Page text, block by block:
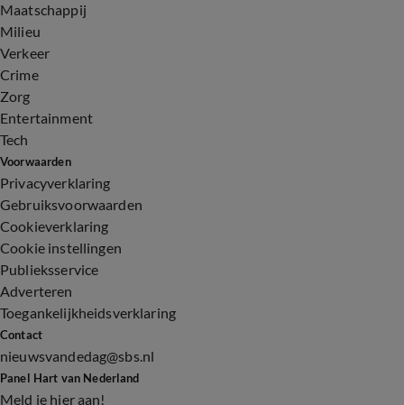
Maatschappij
Milieu
Verkeer
Crime
Zorg
Entertainment
Tech
Voorwaarden
Privacyverklaring
Gebruiksvoorwaarden
Cookieverklaring
Cookie instellingen
Publieksservice
Adverteren
Toegankelijkheidsverklaring
Contact
nieuwsvandedag@sbs.nl
Panel Hart van Nederland
Meld je hier aan!